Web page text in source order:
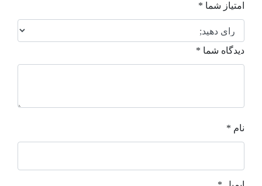
امتیاز شما *
دیدگاه شما *
نام *